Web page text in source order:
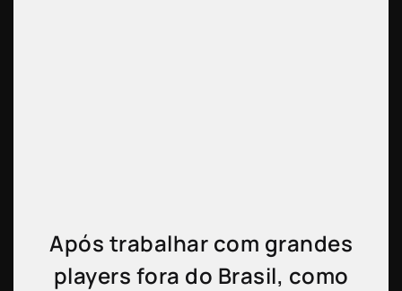
Após trabalhar com grandes
players fora do Brasil, como